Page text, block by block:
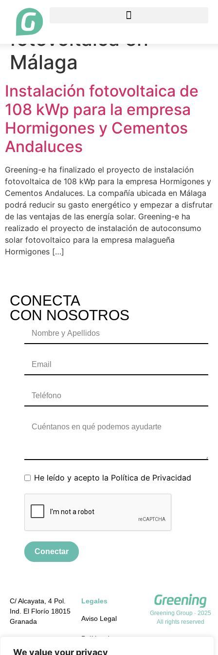
We value your privacy
Etiqueta:
instalación
fotovoltaica en
Málaga
Instalación fotovoltaica de
108 kWp para la empresa
Hormigones y Cementos
Andaluces
Greening-e ha finalizado el proyecto de instalación
fotovoltaica de 108 kWp para la empresa Hormigones y
Cementos Andaluces. La compañía ubicada en Málaga
podrá reducir su gasto energético y empezar a disfrutar
de las ventajas de las energía solar. Greening-e ha
realizado el proyecto de instalación de autoconsumo
solar fotovoltaico para la empresa malagueña
Hormigones […]
CONECTA
CON NOSOTROS
He leído y acepto la Política de Privacidad
Conectar
C/ Alcayata, 4 Pol.
Ind. El Florío 18015
Granada
Legales
Aviso Legal
Política de
Privacidad
Greening Group · 2025
All rights reserved